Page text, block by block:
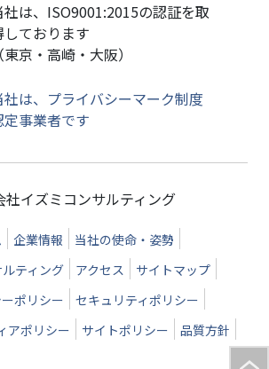
社は、ISO9001:2015の認証を取
しております
（東京・高崎・大阪）
社は、プライバシーマーク制度
定事業者です
社イズミコンサルティング
企業情報
当社の使命・姿勢
ティング
アクセス
サイトマップ
ポリシー
セキュリティポリシー
アポリシー
サイトポリシー 品質方針